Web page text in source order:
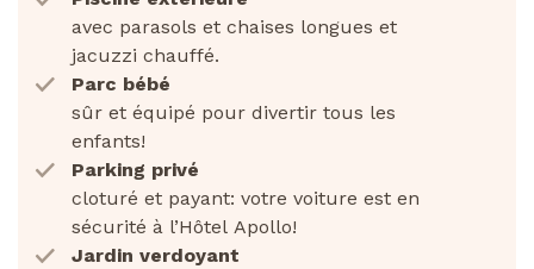
avec parasols et chaises longues et
jacuzzi chauffé.
Parc bébé
sûr et équipé pour divertir tous les
enfants!
Parking privé
cloturé et payant: votre voiture est en
sécurité à l’Hôtel Apollo!
Jardin verdoyant